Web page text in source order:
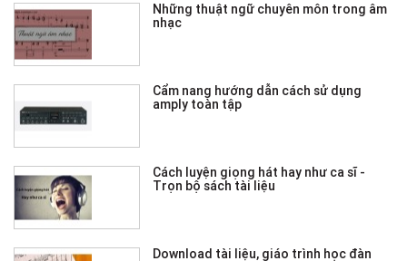
Những thuật ngữ chuyên môn trong âm
nhạc
Cẩm nang hướng dẫn cách sử dụng
amply toàn tập
Cách luyện giọng hát hay như ca sĩ -
Trọn bộ sách tài liệu
Download tài liệu, giáo trình học đàn